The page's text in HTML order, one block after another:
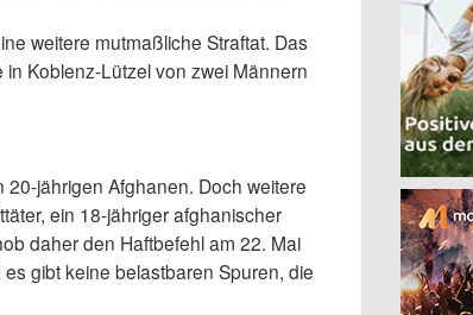
weitere mutmaßliche Straftat. Das
Koblenz-Lützel von zwei Männern
jährigen Afghanen. Doch weitere
ein 18-jähriger afghanischer
daher den Haftbefehl am 22. Mai
gibt keine belastbaren Spuren, die